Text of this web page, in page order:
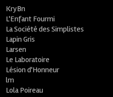
KryBn
L'Enfant Fourmi
La Société des Simplistes
Lapin Gris
Larsen
Le Laboratoire
Lésion d'Honneur
lm
Lola Poireau